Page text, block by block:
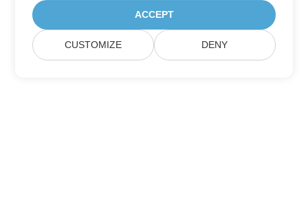
ACCEPT
CUSTOMIZE DENY